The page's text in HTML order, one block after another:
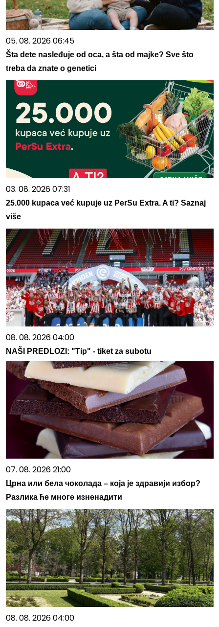
05. 08. 2026 06:45
Šta dete nasleđuje od oca, a šta od majke? Sve što
treba da znate o genetici
03. 08. 2026 07:31
25.000 kupaca već kupuje uz PerSu Extra. A ti? Saznaj
više
08. 08. 2026 04:00
NAŠI PREDLOZI: "Tip" - tiket za subotu
07. 08. 2026 21:00
Црна или бела чоколада – која је здравији избор?
Разлика ће многе изненадити
08. 08. 2026 04:00